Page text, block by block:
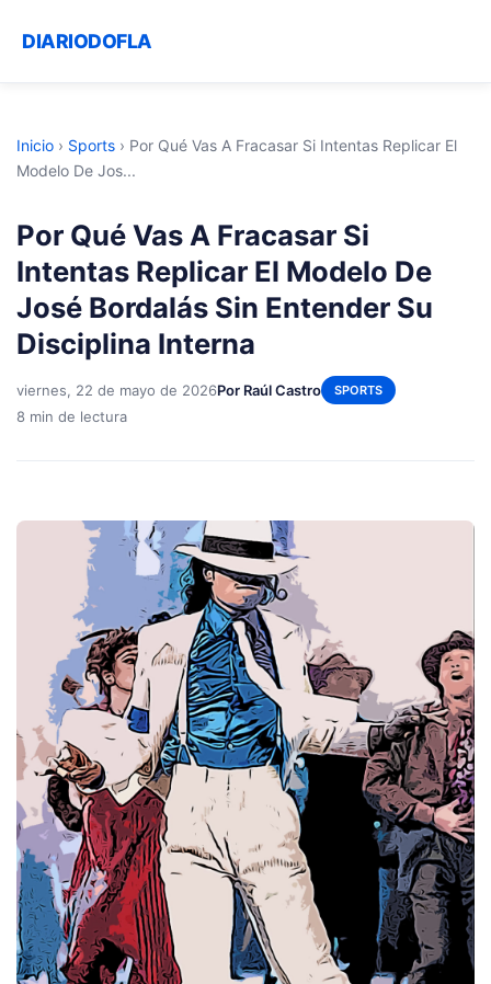
DIARIODOFLA
Inicio › Sports › Por Qué Vas A Fracasar Si Intentas Replicar El
Modelo De Jos...
Por Qué Vas A Fracasar Si
Intentas Replicar El Modelo De
José Bordalás Sin Entender Su
Disciplina Interna
viernes, 22 de mayo de 2026Por Raúl Castro SPORTS
8 min de lectura